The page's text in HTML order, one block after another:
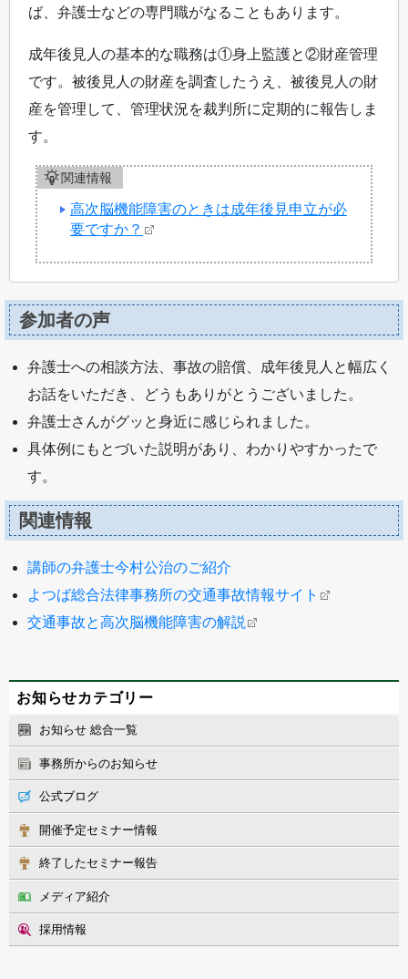
ば、弁護士などの専門職がなることもあります。
成年後見人の基本的な職務は①身上監護と②財産管理
です。被後見人の財産を調査したうえ、被後見人の財
産を管理して、管理状況を裁判所に定期的に報告しま
す。
関連情報
高次脳機能障害のときは成年後見申立が必
要ですか？
参加者の声
弁護士への相談方法、事故の賠償、成年後見人と幅広く
お話をいただき、どうもありがとうございました。
弁護士さんがグッと身近に感じられました。
具体例にもとづいた説明があり、わかりやすかったで
す。
関連情報
講師の弁護士今村公治のご紹介
よつば総合法律事務所の交通事故情報サイト
交通事故と高次脳機能障害の解説
お知らせカテゴリー
お知らせ 総合一覧
事務所からのお知らせ
公式ブログ
開催予定セミナー情報
終了したセミナー報告
メディア紹介
採用情報